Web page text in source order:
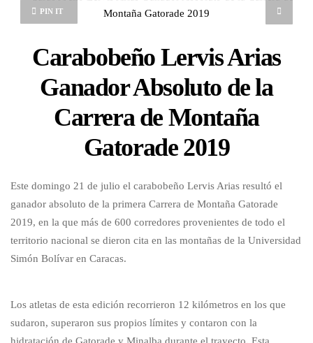
PIN IT
Carabobeño Lervis Arias
Ganador Absoluto de la
Carrera de Montaña
Gatorade 2019
Este domingo 21 de julio el carabobeño Lervis Arias resultó el
ganador absoluto de la primera Carrera de Montaña Gatorade
2019, en la que más de 600 corredores provenientes de todo el
territorio nacional se dieron cita en las montañas de la Universidad
Simón Bolívar en Caracas.
Los atletas de esta edición recorrieron 12 kilómetros en los que
sudaron, superaron sus propios límites y contaron con la